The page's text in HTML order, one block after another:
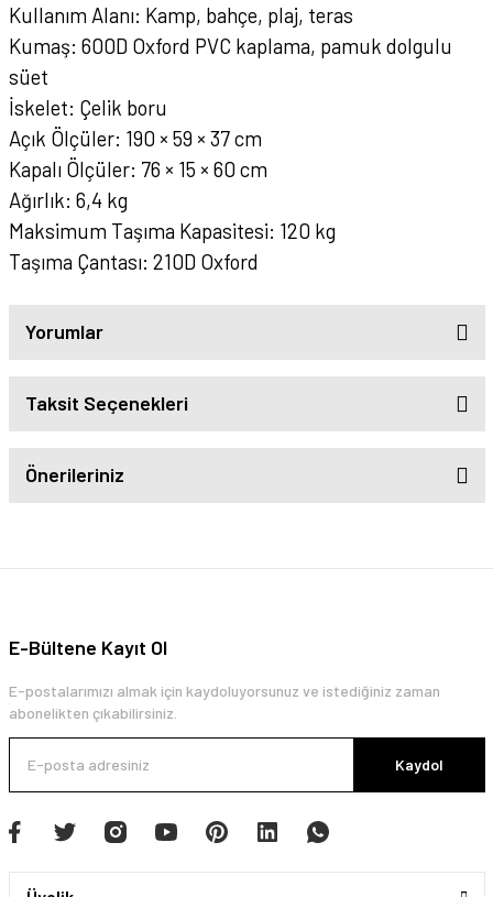
Kullanım Alanı: Kamp, bahçe, plaj, teras
Kumaş: 600D Oxford PVC kaplama, pamuk dolgulu
süet
İskelet: Çelik boru
Açık Ölçüler: 190 × 59 × 37 cm
Kapalı Ölçüler: 76 × 15 × 60 cm
Ağırlık: 6,4 kg
Maksimum Taşıma Kapasitesi: 120 kg
Taşıma Çantası: 210D Oxford
Yorumlar
Taksit Seçenekleri
Önerileriniz
E-Bültene Kayıt Ol
E-postalarımızı almak için kaydoluyorsunuz ve istediğiniz zaman
abonelikten çıkabilirsiniz.
Kaydol